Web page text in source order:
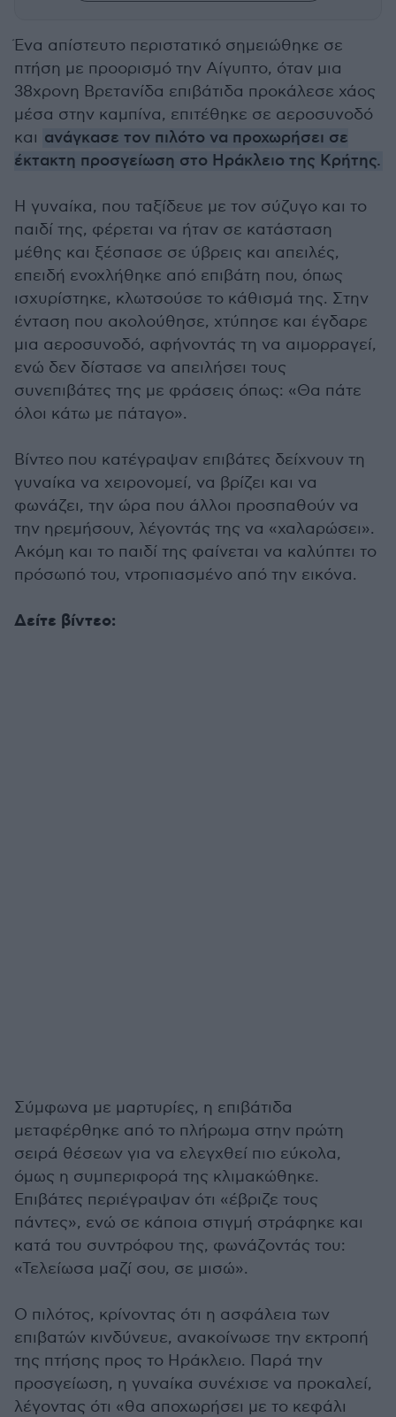
Ένα απίστευτο περιστατικό σημειώθηκε σε
πτήση με προορισμό την Αίγυπτο, όταν μια
38χρονη Βρετανίδα επιβάτιδα προκάλεσε χάος
μέσα στην καμπίνα, επιτέθηκε σε αεροσυνοδό
και ανάγκασε τον πιλότο να προχωρήσει σε
έκτακτη προσγείωση στο Ηράκλειο της Κρήτης.
Η γυναίκα, που ταξίδευε με τον σύζυγο και το
παιδί της, φέρεται να ήταν σε κατάσταση
μέθης και ξέσπασε σε ύβρεις και απειλές,
επειδή ενοχλήθηκε από επιβάτη που, όπως
ισχυρίστηκε, κλωτσούσε το κάθισμά της. Στην
ένταση που ακολούθησε, χτύπησε και έγδαρε
μια αεροσυνοδό, αφήνοντάς τη να αιμορραγεί,
ενώ δεν δίστασε να απειλήσει τους
συνεπιβάτες της με φράσεις όπως: «Θα πάτε
όλοι κάτω με πάταγο».
Βίντεο που κατέγραψαν επιβάτες δείχνουν τη
γυναίκα να χειρονομεί, να βρίζει και να
φωνάζει, την ώρα που άλλοι προσπαθούν να
την ηρεμήσουν, λέγοντάς της να «χαλαρώσει».
Ακόμη και το παιδί της φαίνεται να καλύπτει το
πρόσωπό του, ντροπιασμένο από την εικόνα.
Δείτε βίντεο:
Σύμφωνα με μαρτυρίες, η επιβάτιδα
μεταφέρθηκε από το πλήρωμα στην πρώτη
σειρά θέσεων για να ελεγχθεί πιο εύκολα,
όμως η συμπεριφορά της κλιμακώθηκε.
Επιβάτες περιέγραψαν ότι «έβριζε τους
πάντες», ενώ σε κάποια στιγμή στράφηκε και
κατά του συντρόφου της, φωνάζοντάς του:
«Τελείωσα μαζί σου, σε μισώ».
Ο πιλότος, κρίνοντας ότι η ασφάλεια των
επιβατών κινδύνευε, ανακοίνωσε την εκτροπή
της πτήσης προς το Ηράκλειο. Παρά την
προσγείωση, η γυναίκα συνέχισε να προκαλεί,
λέγοντας ότι «θα αποχωρήσει με το κεφάλι